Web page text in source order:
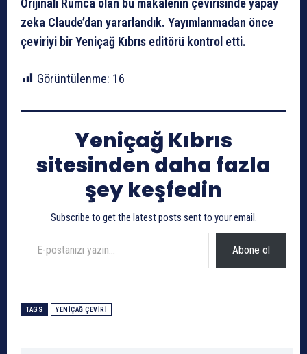
Orijinali Rumca olan bu makalenin çevirisinde yapay
zeka Claude’dan yararlandık. Yayımlanmadan önce
çeviriyi bir Yeniçağ Kıbrıs editörü kontrol etti.
Görüntülenme: 16
Yeniçağ Kıbrıs
sitesinden daha fazla
şey keşfedin
Subscribe to get the latest posts sent to your email.
E-postanızı yazın…
Abone ol
TAGS YENIÇAĞ ÇEVIRI